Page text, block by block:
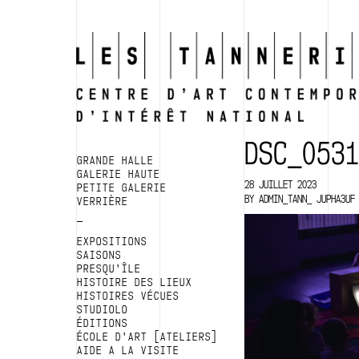
GRANDE HALLE
GALERIE HAUTE
PETITE GALERIE
VERRIÈRE
EXPOSITIONS
SAISONS
PRESQU’ÎLE
HISTOIRE DES LIEUX
HISTOIRES VÉCUES
STUDIOLO
ÉDITIONS
ÉCOLE D’ART [ATELIERS]
AIDE A LA VISITE
DSC_0531
28 JUILLET 2023
BY ADMIN_TANN_ JUPHA3UF